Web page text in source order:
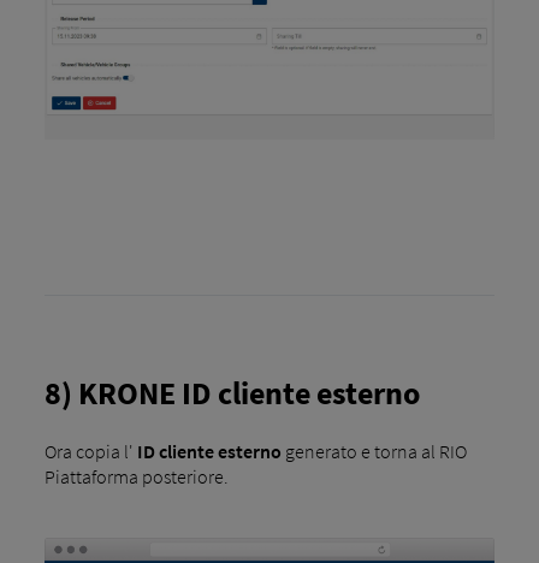
8) KRONE ID cliente esterno
Ora copia l' ID cliente esterno generato e torna al RIO
Piattaforma posteriore.